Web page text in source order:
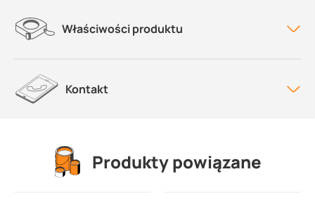
Właściwości produktu
Kontakt
Produkty powiązane